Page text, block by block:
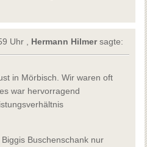
Uhr , Hermann Hilmersagte:
in Mörbisch. Wir waren oft
war hervorragend
Buschenschank nur